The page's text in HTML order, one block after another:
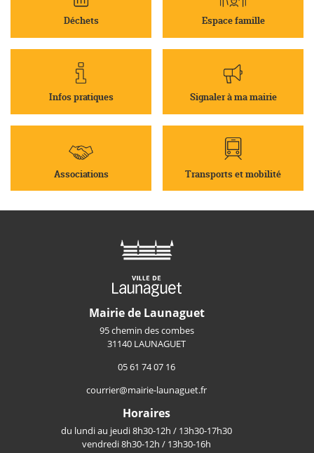
Déchets Espace famille
Infos pratiques Signaler à ma mairie
Associations Transports et mobilité
Mairie de Launaguet
95 chemin des combes
31140 LAUNAGUET
05 61 74 07 16
courrier@mairie-launaguet.fr
Horaires
du lundi au jeudi 8h30-12h / 13h30-17h30
vendredi 8h30-12h / 13h30-16h